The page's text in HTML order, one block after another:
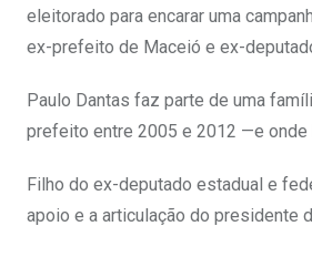
eleitorado para encarar uma
ex-prefeito de Maceió e ex-
Paulo Dantas faz parte de uma
prefeito entre 2005 e 2012 —e onde
Filho do ex-deputado estadual e
apoio e a articulação do presidente